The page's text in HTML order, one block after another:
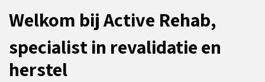
Welkom bij Active Rehab,
specialist in revalidatie en
herstel